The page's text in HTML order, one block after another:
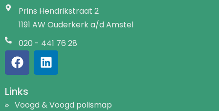
Prins Hendrikstraat 2
1191 AW Ouderkerk a/d Amstel
020 - 441 76 28
Links
Voogd & Voogd polismap